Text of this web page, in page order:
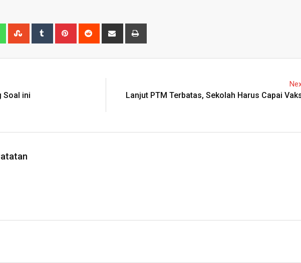
WhatsappStumbleUpon
Tumblr Pinterest Reddit
Share
Soal ini
Lanjut PTM Terbatas, Sekolah Harus Capai